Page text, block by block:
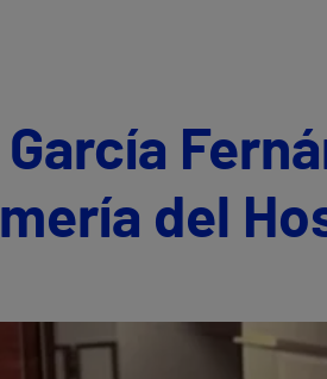
García
del